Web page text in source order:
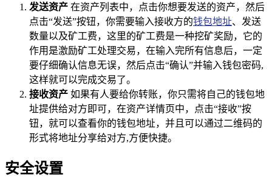
发送资产 在资产列表中，点击你想要发送的资产，然后
点击“发送”按钮，你需要输入接收方的钱包地址、发送
数量以及矿工费，这里的矿工费是一种挖矿奖励，它的
作用是激励矿工处理交易，在输入完所有信息后，一定
要仔细确认信息无误，然后点击“确认”并输入钱包密码,
这样就可以完成交易了。
接收资产 如果有人要给你转账，你只需将自己的钱包地
址提供给对方即可，在资产详情页中，点击“接收”按
钮，就可以查看你的钱包地址，并且可以通过二维码的
形式将地址分享给对方,方便快捷。
安全设置